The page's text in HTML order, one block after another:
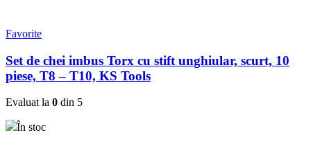
Favorite
Set de chei imbus Torx cu stift unghiular, scurt, 10
piese, T8 – T10, KS Tools
Evaluat la 0 din 5
În stoc